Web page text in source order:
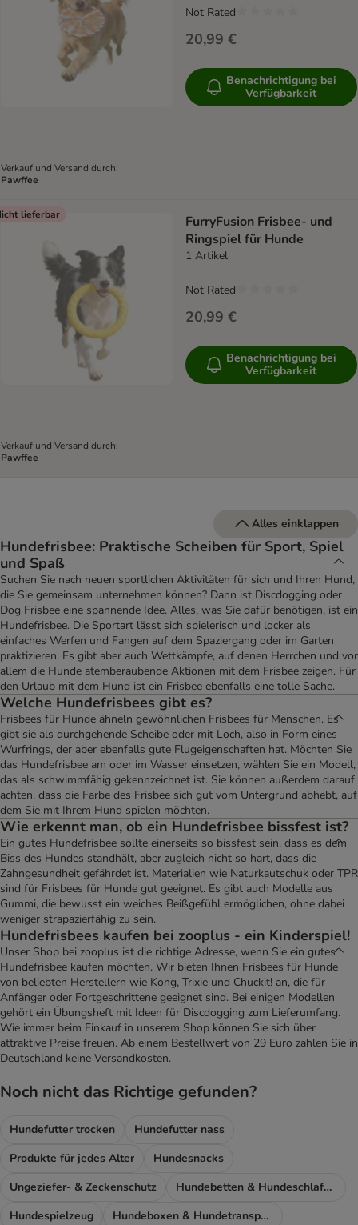
Verkauf und Versand durch:
Pawffee
20,99 €
Not Rated
Benachrichtigung bei
Verfügbarkeit
lieferbar
Verkauf und Versand durch:
Pawffee
FurryFusion Frisbee- und
Ringspiel für Hunde
1 Artikel
20,99 €
Not Rated
Benachrichtigung bei
Verfügbarkeit
Alles einklappen
Hundefrisbee: Praktische Scheiben für Sport, Spiel
und Spaß
Suchen Sie nach neuen sportlichen Aktivitäten für sich und Ihren Hund,
die Sie gemeinsam unternehmen können? Dann ist Discdogging oder
Dog Frisbee eine spannende Idee. Alles, was Sie dafür benötigen, ist ein
Hundefrisbee. Die Sportart lässt sich spielerisch und locker als
einfaches Werfen und Fangen auf dem Spaziergang oder im Garten
praktizieren. Es gibt aber auch Wettkämpfe, auf denen Herrchen und vor
allem die Hunde atemberaubende Aktionen mit dem Frisbee zeigen. Für
den Urlaub mit dem Hund ist ein Frisbee ebenfalls eine tolle Sache.
Welche Hundefrisbees gibt es?
Frisbees für Hunde ähneln gewöhnlichen Frisbees für Menschen. Es
gibt sie als durchgehende Scheibe oder mit Loch, also in Form eines
Wurfrings, der aber ebenfalls gute Flugeigenschaften hat. Möchten Sie
das Hundefrisbee am oder im Wasser einsetzen, wählen Sie ein Modell,
das als schwimmfähig gekennzeichnet ist. Sie können außerdem darauf
achten, dass die Farbe des Frisbee sich gut vom Untergrund abhebt, auf
dem Sie mit Ihrem Hund spielen möchten.
Wie erkennt man, ob ein Hundefrisbee bissfest ist?
Ein gutes Hundefrisbee sollte einerseits so bissfest sein, dass es dem
Biss des Hundes standhält, aber zugleich nicht so hart, dass die
Zahngesundheit gefährdet ist. Materialien wie Naturkautschuk oder TPR
sind für Frisbees für Hunde gut geeignet. Es gibt auch Modelle aus
Gummi, die bewusst ein weiches Beißgefühl ermöglichen, ohne dabei
weniger strapazierfähig zu sein.
Hundefrisbees kaufen bei zooplus - ein Kinderspiel!
Unser Shop bei zooplus ist die richtige Adresse, wenn Sie ein gutes
Hundefrisbee kaufen möchten. Wir bieten Ihnen Frisbees für Hunde
von beliebten Herstellern wie Kong, Trixie und Chuckit! an, die für
Anfänger oder Fortgeschrittene geeignet sind. Bei einigen Modellen
gehört ein Übungsheft mit Ideen für Discdogging zum Lieferumfang.
Wie immer beim Einkauf in unserem Shop können Sie sich über
attraktive Preise freuen. Ab einem Bestellwert von 29 Euro zahlen Sie in
Deutschland keine Versandkosten.
Noch nicht das Richtige gefunden?
Hundefutter trocken
Hundefutter nass
Produkte für jedes Alter
Hundesnacks
Ungeziefer- & Zeckenschutz
Hundebetten & Hundeschlafplatz
Hundespielzeug
Hundeboxen & Hundetransport